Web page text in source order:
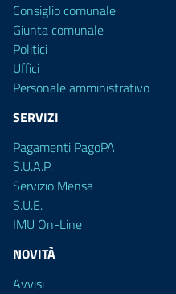
Consiglio comunale
Giunta comunale
Politici
Uffici
Personale amministrativo
SERVIZI
Pagamenti PagoPA
S.U.A.P.
Servizio Mensa
S.U.E.
IMU On-Line
NOVITÀ
Avvisi